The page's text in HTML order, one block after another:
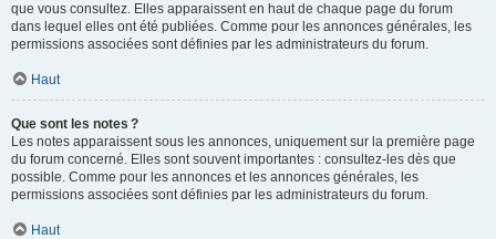
que vous consultez. Elles apparaissent en haut de chaque page du forum
dans lequel elles ont été publiées. Comme pour les annonces générales, les
permissions associées sont définies par les administrateurs du forum.
Haut
Que sont les notes ?
Les notes apparaissent sous les annonces, uniquement sur la première page
du forum concerné. Elles sont souvent importantes : consultez-les dès que
possible. Comme pour les annonces et les annonces générales, les
permissions associées sont définies par les administrateurs du forum.
Haut